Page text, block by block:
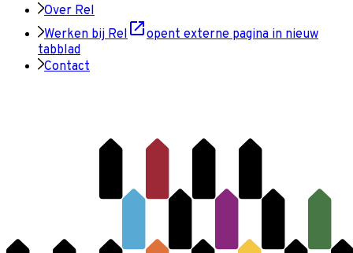
Over Rel
Werken bij Rel
opent externe pagina in nieuw
tabblad
Contact